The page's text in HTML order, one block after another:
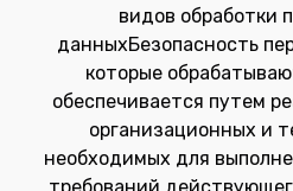
видов обработки
данныхБезопасность
которые
обеспечивается путем
организационных и
необходимых для